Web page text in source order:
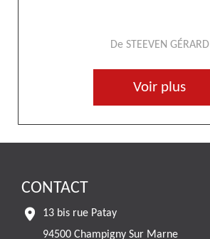
De STEEVEN GÉRARD
Voir plus
CONTACT
13 bis rue Patay
94500 Champigny Sur Marne